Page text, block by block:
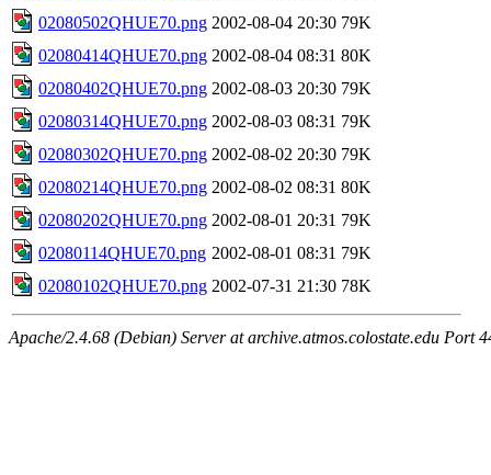
02080502QHUE70.png 2002-08-04 20:30 79K
02080414QHUE70.png 2002-08-04 08:31 80K
02080402QHUE70.png 2002-08-03 20:30 79K
02080314QHUE70.png 2002-08-03 08:31 79K
02080302QHUE70.png 2002-08-02 20:30 79K
02080214QHUE70.png 2002-08-02 08:31 80K
02080202QHUE70.png 2002-08-01 20:31 79K
02080114QHUE70.png 2002-08-01 08:31 79K
02080102QHUE70.png 2002-07-31 21:30 78K
Apache/2.4.68 (Debian) Server at archive.atmos.colostate.edu Port